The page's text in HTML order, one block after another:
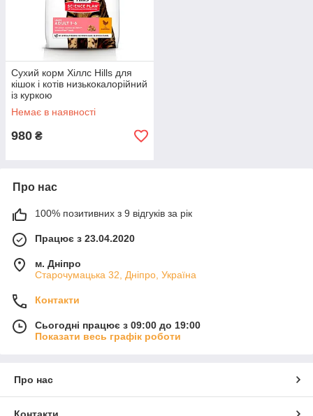
Сухий корм Хіллс Hills для
кішок і котів низькокалорійний
із куркою
Немає в наявності
980 ₴
Про нас
100% позитивних з 9 відгуків за рік
Працює з 23.04.2020
м. Дніпро
Старочумацька 32, Дніпро, Україна
Контакти
Сьогодні працює з 09:00 до 19:00
Показати весь графік роботи
Про нас